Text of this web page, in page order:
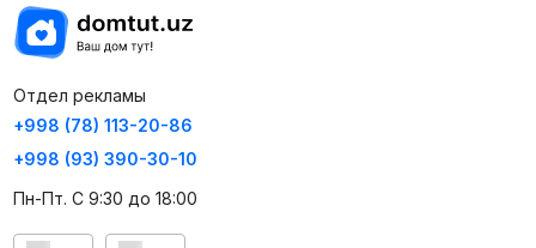
Отдел рекламы
+998 (78) 113-20-86
+998 (93) 390-30-10
Пн-Пт. С 9:30 до 18:00